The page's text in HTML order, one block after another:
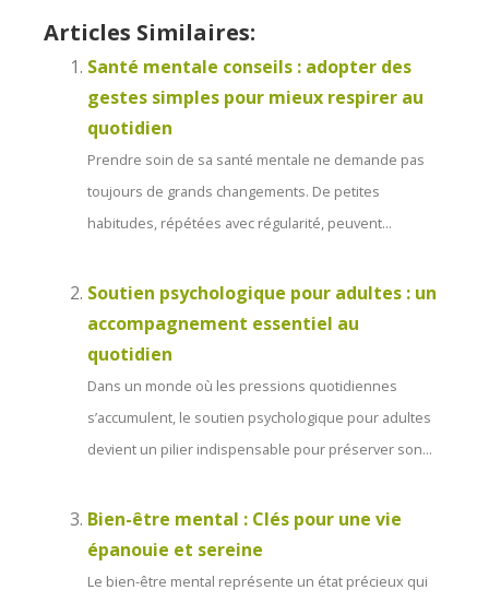
Articles Similaires:
Santé mentale conseils : adopter des
gestes simples pour mieux respirer au
quotidien
Prendre soin de sa santé mentale ne demande pas
toujours de grands changements. De petites
habitudes, répétées avec régularité, peuvent...
Soutien psychologique pour adultes : un
accompagnement essentiel au
quotidien
Dans un monde où les pressions quotidiennes
s’accumulent, le soutien psychologique pour adultes
devient un pilier indispensable pour préserver son...
Bien-être mental : Clés pour une vie
épanouie et sereine
Le bien-être mental représente un état précieux qui